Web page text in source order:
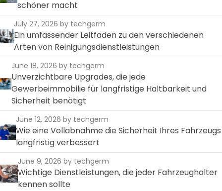
schöner macht
July 27, 2026 by techgerm
Ein umfassender Leitfaden zu den verschiedenen
Arten von Reinigungsdienstleistungen
June 18, 2026by techgerm
Unverzichtbare Upgrades, die jede
Gewerbeimmobilie für langfristige Haltbarkeit und
Sicherheit benötigt
June 12, 2026 by techgerm
Wie eine Vollabnahme die Sicherheit Ihres Fahrzeugs
langfristig verbessert
June 9, 2026by techgerm
Wichtige Dienstleistungen, die jeder Fahrzeughalter
kennen sollte